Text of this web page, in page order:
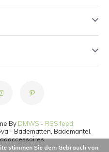
By DMWS - RSS feed
- Badematten, Bademäntel,
stimmen Sie dem Gebrauch von